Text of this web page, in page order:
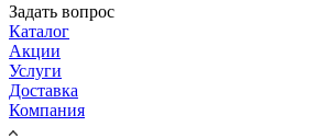
Задать вопрос
Каталог
Акции
Услуги
Доставка
Компания